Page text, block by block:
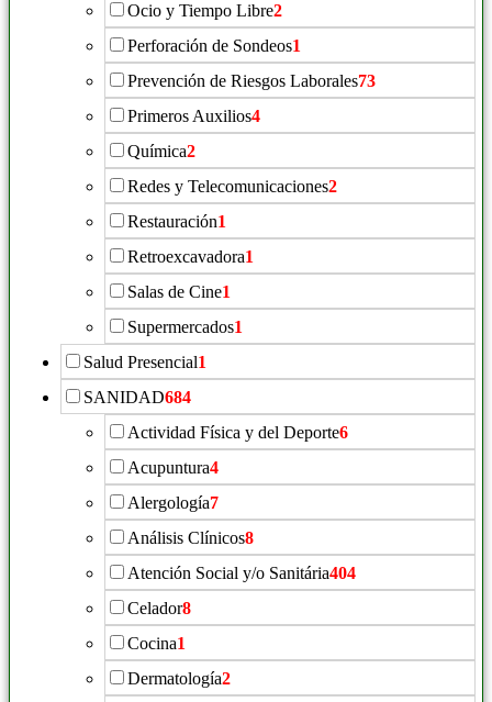
Ocio y Tiempo Libre2
Perforación de Sondeos1
Prevención de Riesgos Laborales73
Primeros Auxilios4
Química2
Redes y Telecomunicaciones2
Restauración1
Retroexcavadora1
Salas de Cine1
Supermercados1
Salud Presencial1
SANIDAD684
Actividad Física y del Deporte6
Acupuntura4
Alergología7
Análisis Clínicos8
Atención Social y/o Sanitária404
Celador8
Cocina1
Dermatología2